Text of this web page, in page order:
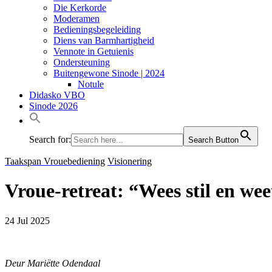
Die Kerkorde
Moderamen
Bedieningsbegeleiding
Diens van Barmhartigheid
Vennote in Getuienis
Ondersteuning
Buitengewone Sinode | 2024
Notule
Didasko VBO
Sinode 2026
Search for: Search Button
Taakspan Vrouebediening Visionering
Vroue-retreat: “Wees stil en
24 Jul 2025
Deur Mariëtte Odendaal